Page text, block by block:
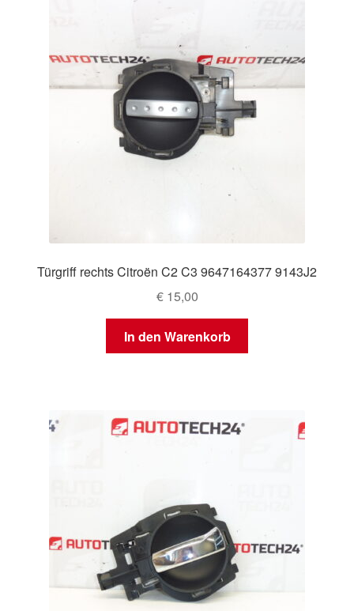
Türgriff rechts Citroën C2 C3 9647164377 9143J2
€15,00
In den Warenkorb